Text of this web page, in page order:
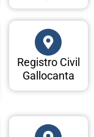
Registro Civil
Gallocanta